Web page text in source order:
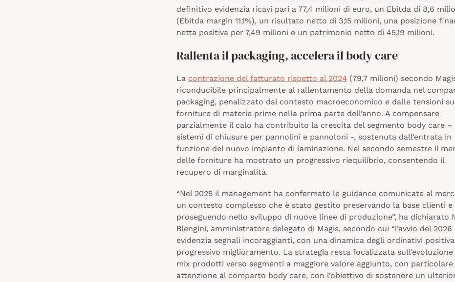
definitivo evidenzia ricavi pari a 77,4 milioni di euro, un Ebitda di 8,6
(Ebitda margin 11,1%), un risultato netto di 3,15 milioni, una posizione
netta positiva per 7,49 milioni e un patrimonio netto di 45,19 milioni.
Rallenta il packaging, accelera il body care
La contrazione del fatturato rispetto al 2024 (79,7 milioni) secondo
riconducibile principalmente al rallentamento della domanda nel
packaging, penalizzato dal contesto macroeconomico e dalle tensioni
forniture di materie prime nella prima parte dell’anno. A compensare
parzialmente il calo ha contribuito la crescita del segmento body care –
sistemi di chiusure per pannolini e pannoloni -, sostenuta dall’entrata in
funzione del nuovo impianto di laminazione. Nel secondo semestre il
delle forniture ha mostrato un progressivo riequilibrio, consentendo il
recupero di marginalità.
“Nel 2025 il management ha confermato le guidance comunicate al
un contesto complesso che è stato gestito preservando la base clienti e
proseguendo nello sviluppo di nuove linee di produzione”, ha dichiarato
Blengini, amministratore delegato di Magis, secondo cui “l’avvio del 2026
evidenzia segnali incoraggianti, con una dinamica degli ordinativi
progressivo miglioramento. La strategia resta focalizzata sull’evoluzione
mix prodotti verso segmenti a maggiore valore aggiunto, con particolare
attenzione al comparto body care, con l’obiettivo di sostenere un